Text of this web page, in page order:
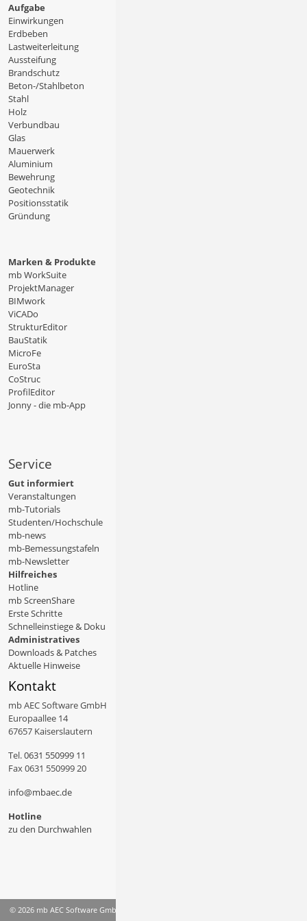
Aufgabe
Einwirkungen
Erdbeben
Lastweiterleitung
Aussteifung
Brandschutz
Beton-/Stahlbeton
Stahl
Holz
Verbundbau
Glas
Mauerwerk
Aluminium
Bewehrung
Geotechnik
Positionsstatik
Gründung
Marken & Produkte
mb WorkSuite
ProjektManager
BIMwork
ViCADo
StrukturEditor
BauStatik
MicroFe
EuroSta
CoStruc
ProfilEditor
Jonny - die mb-App
Service
Gut informiert
Veranstaltungen
mb-Tutorials
Studenten/Hochschule
mb-news
mb-Bemessungstafeln
mb-Newsletter
Hilfreiches
Hotline
mb ScreenShare
Erste Schritte
Schnelleinstiege & Doku
Administratives
Downloads & Patches
Aktuelle Hinweise
Kontakt
mb AEC Software GmbH
Europaallee 14
67657 Kaiserslautern
Tel.0631 550999 11
Fax 0631 550999 20
info@mbaec.de
Hotline
zu den Durchwahlen
© 2026 mb AEC Software GmbH